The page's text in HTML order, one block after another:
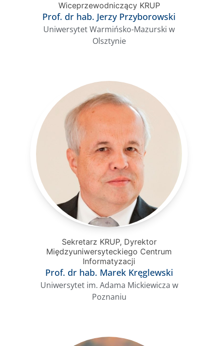
Wiceprzewodniczący KRUP
Prof. dr hab. Jerzy Przyborowski
Uniwersytet Warmińsko-Mazurski w
Olsztynie
Sekretarz KRUP, Dyrektor
Międzyuniwersyteckiego Centrum
Informatyzacji
Prof. dr hab. Marek Kręglewski
Uniwersytet im. Adama Mickiewicza w
Poznaniu